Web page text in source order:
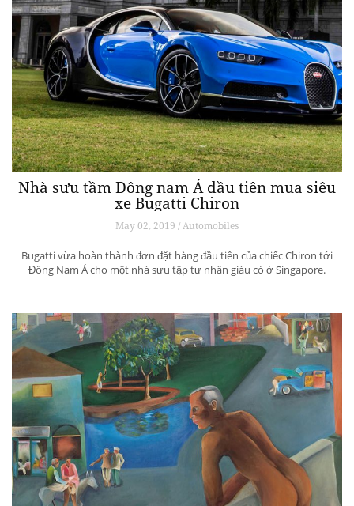
Nhà sưu tầm Đông nam Á đầu tiên mua siêu
xe Bugatti Chiron
May 02, 2019 / Automobiles
Bugatti vừa hoàn thành đơn đặt hàng đầu tiên của chiếc Chiron tới
Đông Nam Á cho một nhà sưu tập tư nhân giàu có ở Singapore.